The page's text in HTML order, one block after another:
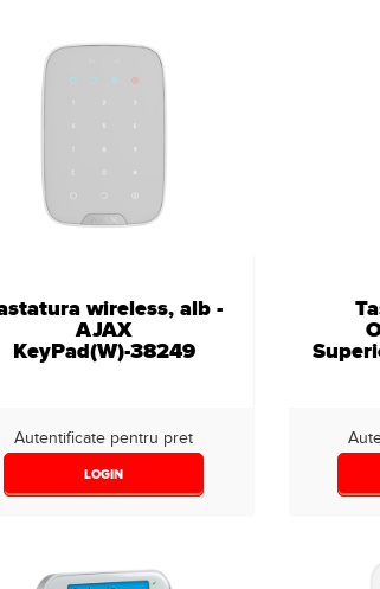
wireless, alb -
AJAX
KeyPad(W)-38249
Autentificate pentru pret
LOGIN